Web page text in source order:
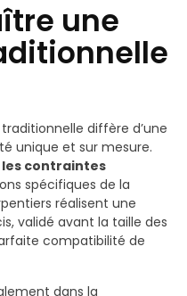
une
diffère d’une
unique et sur mesure.
contraintes
spécifiques de la
réalisent une
validé avant la taille des
compatibilité de
dans la